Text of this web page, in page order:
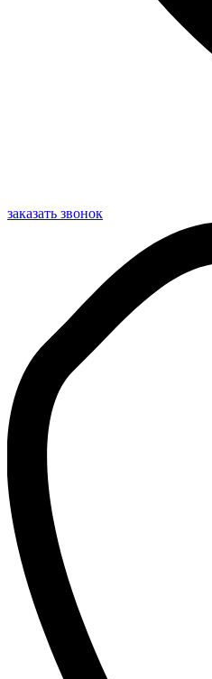
заказать звонок